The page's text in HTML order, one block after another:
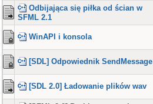
Odbijająca się piłka od ścian w
SFML 2.1
WinAPI i konsola
[SDL] Odpowiednik SendMessage
[SDL 2.0] Ładowanie plików wav